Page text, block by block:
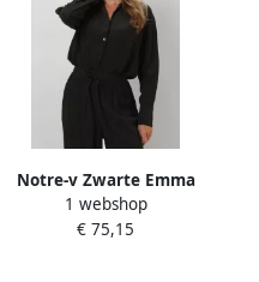
Notre-v Zwarte Emma
Blouse Veelzijdige Stijl Black
Dames
1 webshop
€ 75,15